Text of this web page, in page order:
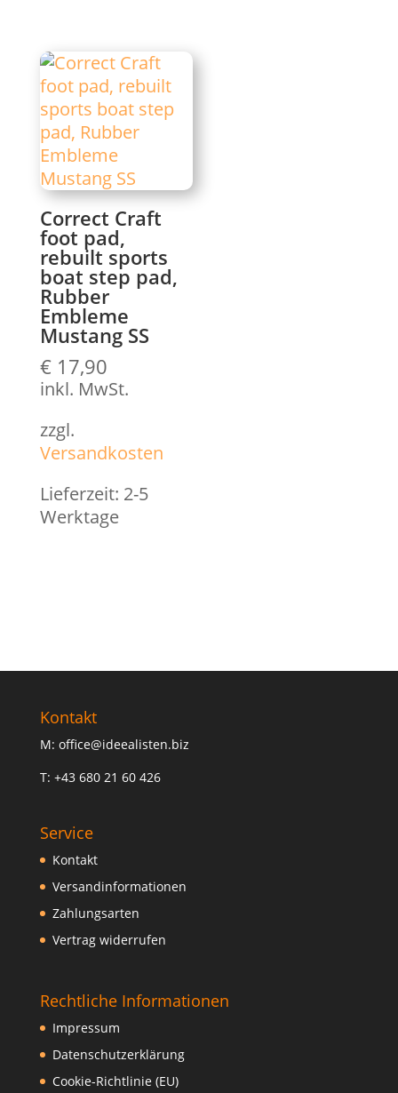
Correct Craft
foot pad,
rebuilt sports
boat step pad,
Rubber
Embleme
Mustang SS
€17,90
inkl. MwSt.
zzgl.
Versandkosten
Lieferzeit: 2-5
Werktage
Kontakt
M: office@ideealisten.biz
T: +43 680 21 60 426
Service
Kontakt
Versandinformationen
Zahlungsarten
Vertrag widerrufen
Rechtliche Informationen
Impressum
Datenschutzerklärung
Cookie-Richtlinie (EU)